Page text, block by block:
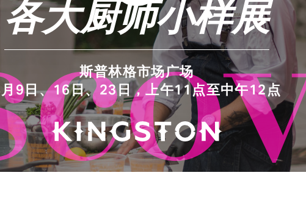
各大厨师小样展
斯普林格市场广场
9日、16日、23日，上午11点至中午12点